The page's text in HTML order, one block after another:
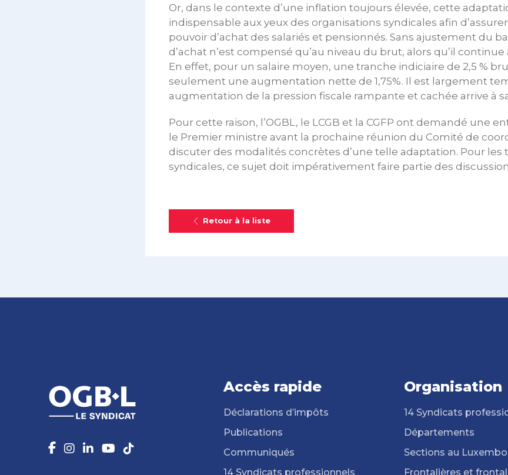
Or, dans le contexte d’une inflation toujours élevée, cette
indispensable aux yeux des organisations syndicales afin
pouvoir d’achat des salariés et pensionnés. Sans ajustement du
d’achat n’est compensé qu’au niveau du brut, alors qu’il
En effet, pour un salaire moyen, une tranche indiciaire de 2,5 %
seulement une augmentation nette de 1,75%. Il est largement
augmentation de la pression fiscale rampante et cachée arrive à
Pour cette raison, l’OGBL, le LCGB et la CGFP ont demandé une
le Premier ministre avant la prochaine réunion du Comité de
discuter des modalités concrètes d’une telle adaptation. Pour les
syndicales, ce sujet doit impérativement faire partie des
Retour à la liste
Accès rapide
Déclarations d’impôts
Publications
Communiqués
14 Syndicats professionnels
Organisation
14 Syndicats
Départements
Sections au
Frontalières et